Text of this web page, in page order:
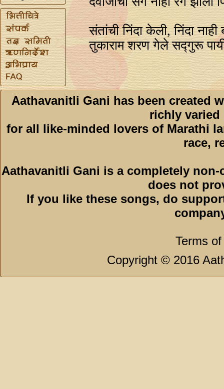
संतांची निंदा केली, निंदा नाही
तुकाराम शरण गेले सद्गुरू
Aathavanitli Gani has been created
richly varied
for all like-minded lovers of Marathi
race,
Aathavanitli Gani is a completely
does not
If you like these songs, do
Terms
Copyright © 2016